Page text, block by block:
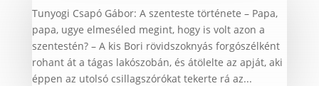
Tunyogi Csapó Gábor: A szenteste története – Papa,
papa, ugye elmeséled megint, hogy is volt azon a
szentestén? – A kis Bori rövidszoknyás forgószélként
rohant át a tágas lakószobán, és átölelte az apját, aki
éppen az utolsó csillagszórókat tekerte rá az...